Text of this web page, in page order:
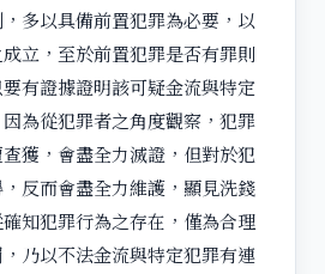
多以具備前置犯罪為必要，以
立，至於前置犯罪是否有罪則
有證據證明該可疑金流與特定
為從犯罪者之角度觀察，犯罪
獲，會盡全力滅證，但對於犯
反而會盡全力維護，顯見洗錢
知犯罪行為之存在，僅為合理
乃以不法金流與特定犯罪有連